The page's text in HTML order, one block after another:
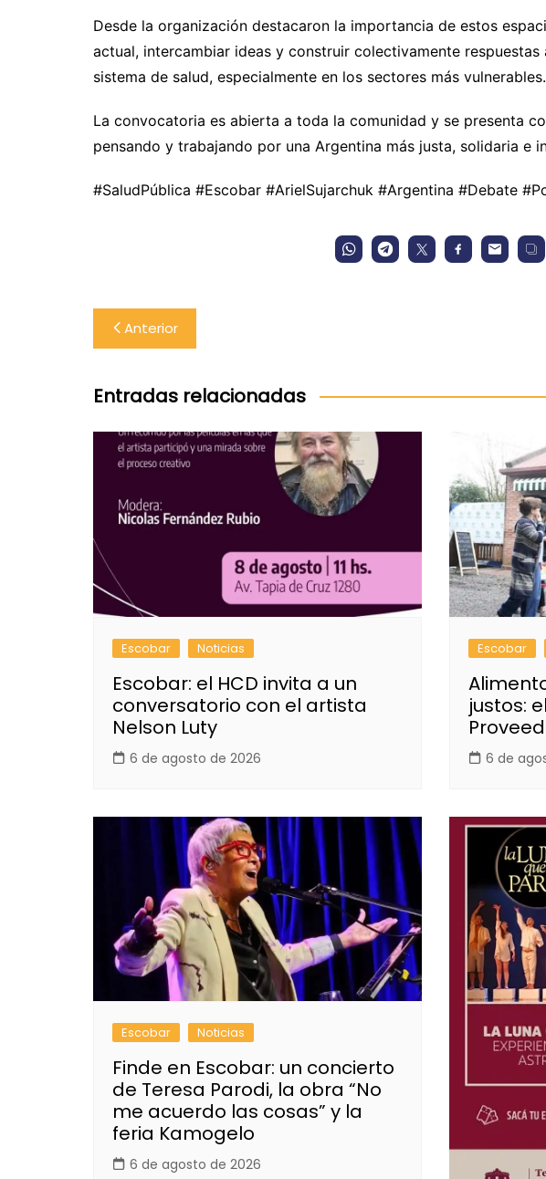
Desde la organización destacaron la importancia de estos
actual, intercambiar ideas y construir colectivamente
sistema de salud, especialmente en los sectores más vulnerables.
La convocatoria es abierta a toda la comunidad y se presenta
pensando y trabajando por una Argentina más justa, solidaria e
#SaludPública #Escobar #ArielSujarchuk #Argentina #Debate
Navegación
de
entradas
Anterior
Entradas relacionadas
Escobar Noticias
Escobar: el HCD invita a un
conversatorio con el artista
Nelson Luty
6 de agosto de 2026
Escobar
justos:
6 de
Escobar Noticias
Finde en Escobar: un concierto
de Teresa Parodi, la obra “No
me acuerdo las cosas” y la
feria Kamogelo
6 de agosto de 2026